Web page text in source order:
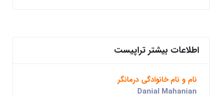
اطلاعات بیشتر تراپیست
نام و نام خانوادگی درمانگر
Danial Mahanian